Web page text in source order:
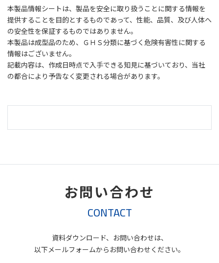
本製品情報シートは、製品を安全に取り扱うことに関する情報を
提供することを目的とするものであって、性能、品質、及び人体へ
の安全性を保証するものではありません。
本製品は成型品のため、ＧＨＳ分類に基づく危険有害性に関する
情報はございません。
記載内容は、作成日時点で入手できる知見に基づいており、当社
の都合により予告なく変更される場合があります。
お問い合わせ
CONTACT
資料ダウンロード、お問い合わせは、
以下メールフォームからお問い合わせください。